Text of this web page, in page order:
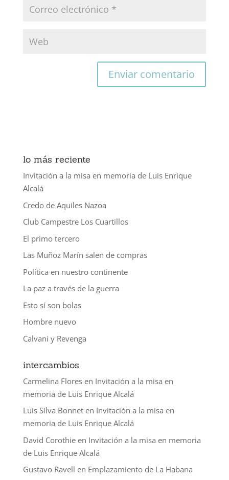
lo más reciente
Invitación a la misa en memoria de Luis Enrique
Alcalá
Credo de Aquiles Nazoa
Club Campestre Los Cuartillos
El primo tercero
Las Muñoz Marín salen de compras
Política en nuestro continente
La paz a través de la guerra
Esto sí son bolas
Hombre nuevo
Calvani y Revenga
intercambios
Carmelina Floresen Invitación a la misa en
memoria de Luis Enrique Alcalá
Luis Silva Bonneten Invitación a la misa en
memoria de Luis Enrique Alcalá
David Corothieen Invitación a la misa en memoria
de Luis Enrique Alcalá
Gustavo Ravell en Emplazamiento de La Habana